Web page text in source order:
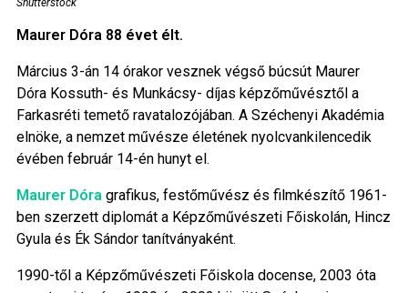
Shutterstock
Maurer Dóra 88 évet élt.
Március 3-án 14 órakor vesznek végső búcsút Maurer
Dóra Kossuth- és Munkácsy- díjas képzőművésztől a
Farkasréti temető ravatalozójában. A Széchenyi Akadémia
elnöke, a nemzet művésze életének nyolcvankilencedik
évében február 14-én hunyt el.
Maurer Dóragrafikus, festőművész és filmkészítő 1961-
ben szerzett diplomát a Képzőművészeti Főiskolán, Hincz
Gyula és Ék Sándor tanítványaként.
1990-től a Képzőművészeti Főiskola docense, 2003 óta